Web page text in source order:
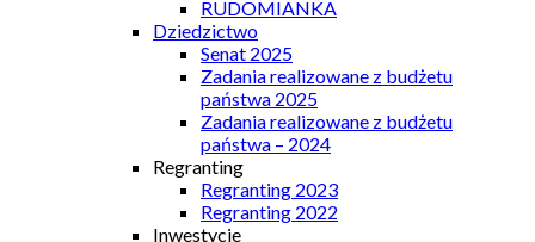
RUDOMIANKA
Dziedzictwo
Senat 2025
Zadania realizowane z budżetu
państwa 2025
Zadania realizowane z budżetu
państwa – 2024
Regranting
Regranting 2023
Regranting 2022
Inwestycje